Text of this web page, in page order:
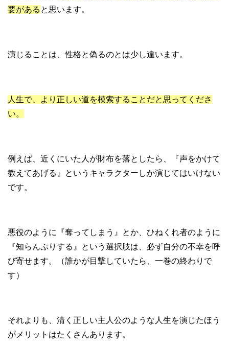
要がある と思います。
演じることは、性格と偽るのとは少し違います。
人生で、より正しい道を模索することだと思ってくださ
い。
例えば、近くにいた人が財布を落としたら、『声をかけて
教えてあげる』というキャラクターしか演じてはいけない
です。
悪役のように『奪ってしまう』とか、ひねくれ者のように
『知らんぷりする』という選択肢は、必ず自分の不幸を呼
び寄せます。（誰かが目撃していたら、一巻の終わりで
す）
それよりも、清く正しい主人公のような人生を演じたほう
がメリットはたくさんあります。